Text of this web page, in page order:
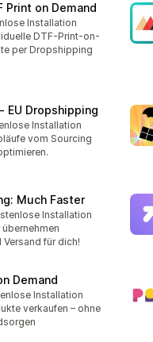
Print on Demand
Installation
DTF-Print-on-
per Dropshipping
EU Dropshipping
insgesamtInstallation
vom Sourcing
Much Faster
insgesamtInstallation
für dich!
Demand
insgesamtInstallation
verkaufen – ohne